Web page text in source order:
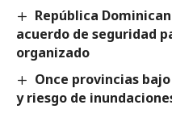
República
acuerdo de seguridad
organizado
Once provincias
y riesgo de